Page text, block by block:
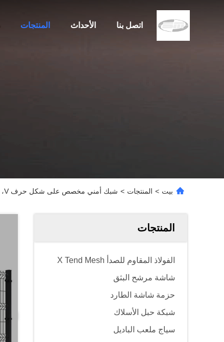
المنتجات الأحداث اتصل بنا
بيت > المنتجات > شبك أمني مخصص على شكل حرف V، ألواح شبكية ملحومة، أخضر RAL6005
المنتجات
الفولاذ المقاوم للصدأ X Tend Mesh
شاشة مرشح البثق
حزمة شاشة الطارد
شبكة حبل الأسلاك
سياج ملعب الباديل